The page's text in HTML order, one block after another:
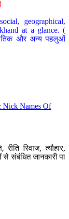
geographical,
at a glance. (
और अन्य पहलुओं
Nick Names Of
रिवाज, त्यौहार,
से संबंधित जानकारी पा